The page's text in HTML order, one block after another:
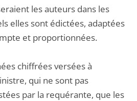
les auteurs dans les
elles sont édictées, adaptées
et proportionnées.
chiffrées versées à
qui ne sont pas
par la requérante, que les